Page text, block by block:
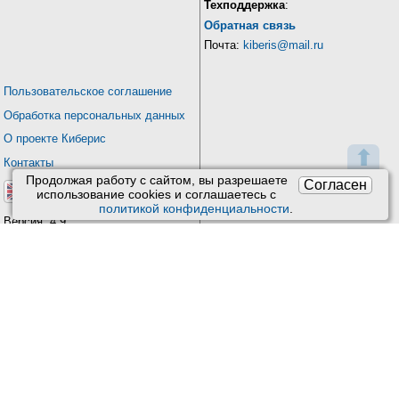
⬆
Согласен
Продолжая работу с сайтом, вы разрешаете
использование сookies и соглашаетесь с
политикой конфиденциальности.
Пользовательское соглашение
Обработка персональных данных
О проекте Киберис
Контакты
Версия: 4.9
Техподдержка:
Обратная связь
Почта: kiberis@mail.ru